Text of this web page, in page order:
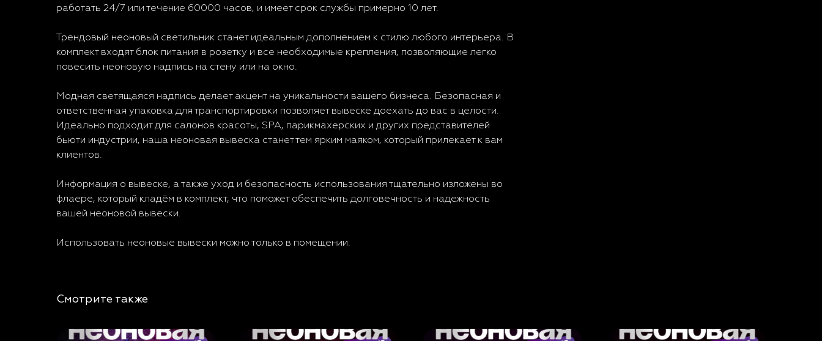
работать 24/7 или течение 60000 часов, и имеет срок службы примерно 10 лет.
Трендовый неоновый светильник станет идеальным дополнением к стилю любого интерьера. В
комплект входят блок питания в розетку и все необходимые крепления, позволяющие легко
повесить неоновую надпись на стену или на окно.
Модная светящаяся надпись делает акцент на уникальности вашего бизнеса. Безопасная и
ответственная упаковка для транспортировки позволяет вывеске доехать до вас в целости.
Идеально подходит для салонов красоты, SPA, парикмахерских и других представителей
бьюти индустрии, наша неоновая вывеска станет тем ярким маяком, который прилекает к вам
клиентов.
Информация о вывеске, а также уход и безопасность использования тщательно изложены во
флаере, который кладём в комплект, что поможет обеспечить долговечность и надежность
вашей неоновой вывески.
Использовать неоновые вывески можно только в помещении.
Смотрите также